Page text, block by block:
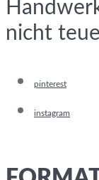
nicht
pinterest
instagram